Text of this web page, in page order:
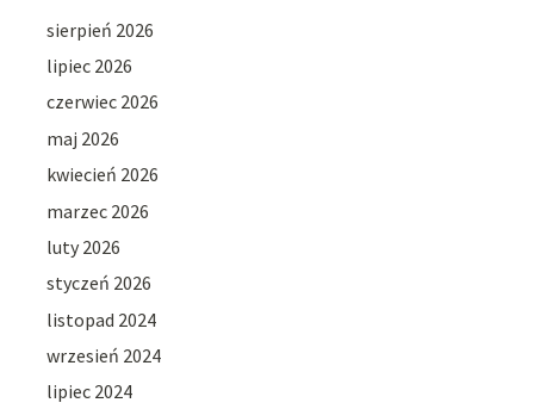
sierpień 2026
lipiec 2026
czerwiec 2026
maj 2026
kwiecień 2026
marzec 2026
luty 2026
styczeń 2026
listopad 2024
wrzesień 2024
lipiec 2024